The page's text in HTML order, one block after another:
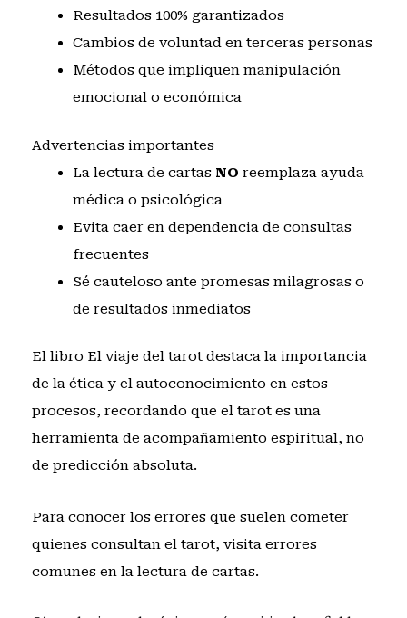
Resultados 100% garantizados
Cambios de voluntad en terceras personas
Métodos que impliquen manipulación
emocional o económica
Advertencias importantes
La lectura de cartas NO reemplaza ayuda
médica o psicológica
Evita caer en dependencia de consultas
frecuentes
Sé cauteloso ante promesas milagrosas o
de resultados inmediatos
El libro El viaje del tarotdestaca la importancia
de la ética y el autoconocimiento en estos
procesos, recordando que el tarot es una
herramienta de acompañamiento espiritual, no
de predicción absoluta.
Para conocer los errores que suelen cometer
quienes consultan el tarot, visita errores
comunes en la lectura de cartas.